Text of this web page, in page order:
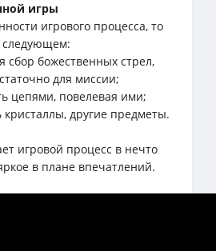
игры
игрового процесса, то
следующем:
сбор божественных стрел,
для миссии;
цепями, повелевая ими;
кристаллы, другие предметы.
игровой процесс в нечто
в плане впечатлений.